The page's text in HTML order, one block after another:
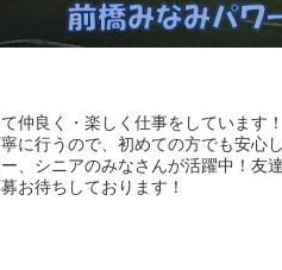
仲良く・楽しく仕事をしています！
に行うので、初めての方でも安心
、シニアのみなさんが活躍中！友
お待ちしております！